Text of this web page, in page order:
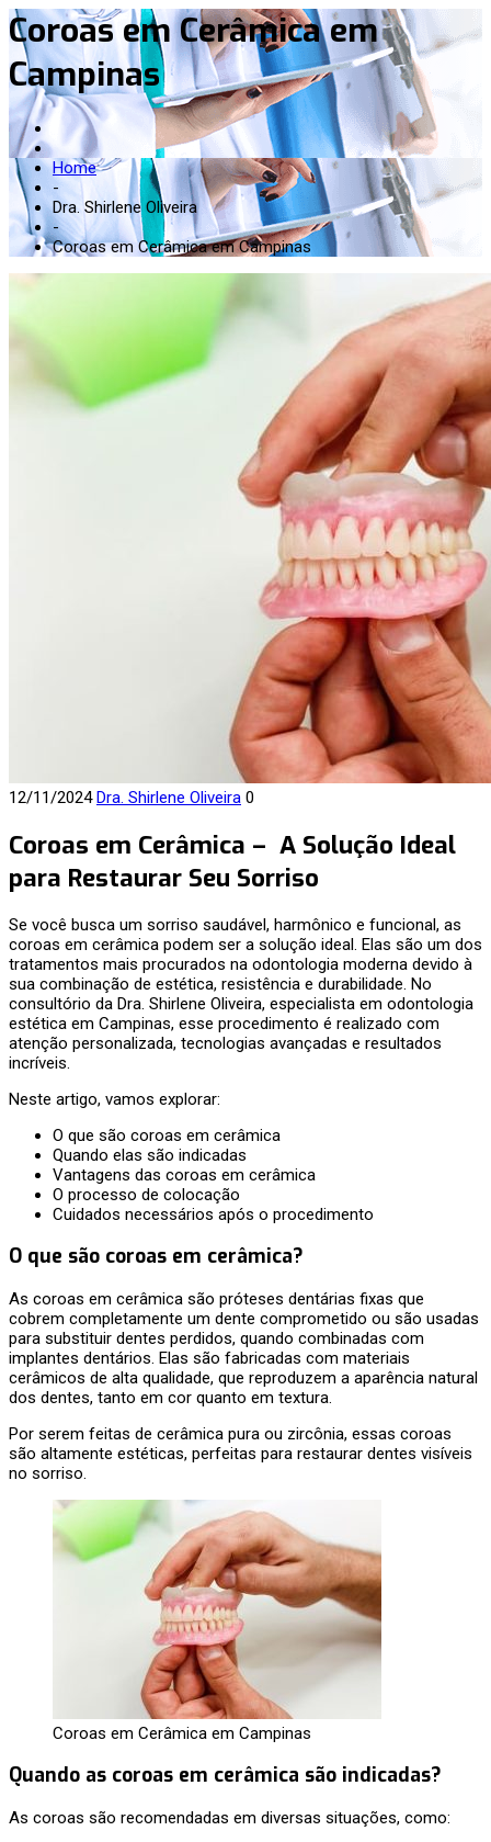
Coroas em Cerâmica em
Campinas
Home
-
Dra. Shirlene Oliveira
-
Coroas em Cerâmica em Campinas
12/11/2024 Dra. Shirlene Oliveira 0
Coroas em Cerâmica – A Solução Ideal
para Restaurar Seu Sorriso
Se você busca um sorriso saudável, harmônico e funcional, as
coroas em cerâmica podem ser a solução ideal. Elas são um dos
tratamentos mais procurados na odontologia moderna devido à
sua combinação de estética, resistência e durabilidade. No
consultório da Dra. Shirlene Oliveira, especialista em odontologia
estética em Campinas, esse procedimento é realizado com
atenção personalizada, tecnologias avançadas e resultados
incríveis.
Neste artigo, vamos explorar:
O que são coroas em cerâmica
Quando elas são indicadas
Vantagens das coroas em cerâmica
O processo de colocação
Cuidados necessários após o procedimento
O que são coroas em cerâmica?
As coroas em cerâmica são próteses dentárias fixas que
cobrem completamente um dente comprometido ou são usadas
para substituir dentes perdidos, quando combinadas com
implantes dentários. Elas são fabricadas com materiais
cerâmicos de alta qualidade, que reproduzem a aparência natural
dos dentes, tanto em cor quanto em textura.
Por serem feitas de cerâmica pura ou zircônia, essas coroas
são altamente estéticas, perfeitas para restaurar dentes visíveis
no sorriso.
Coroas em Cerâmica em Campinas
Quando as coroas em cerâmica são indicadas?
As coroas são recomendadas em diversas situações, como: